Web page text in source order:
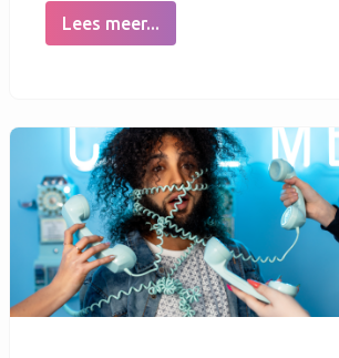
Lees meer...